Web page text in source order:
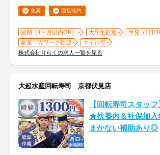
急募 面接確約
短期（1ヶ月以内OK） 大学生歓迎
単発（1日
副業・Ｗワーク歓迎
ネイル可
株式会社りらくの求人一覧を見る
大起水産回転寿司 京都伏見店
【回転寿司スタッ
★扶養内＆社保加入
まかない補助あり◎